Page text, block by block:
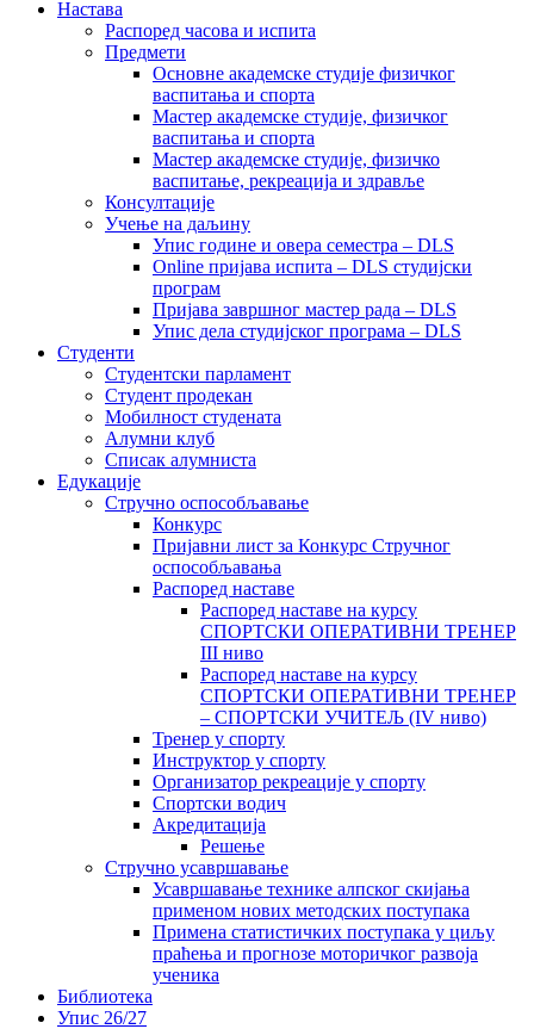
Настава
Распоред часова и испита
Предмети
Основне академске студије физичког
васпитања и спорта
Мастер академске студије, физичког
васпитања и спорта
Мастер академске студије, физичко
васпитање, рекреација и здравље
Консултације
Учење на даљину
Упис године и овера семестра – DLS
Online пријава испита – DLS студијски
програм
Пријава завршног мастер рада – DLS
Упис дела студијског програма – DLS
Студенти
Студентски парламент
Студент продекан
Мобилност студената
Алумни клуб
Списак алумниста
Едукације
Стручно оспособљавање
Конкурс
Пријавни лист за Конкурс Стручног
оспособљавања
Распоред наставе
Распоред наставе на курсу
СПОРТСКИ ОПЕРАТИВНИ ТРЕНЕР
III ниво
Распоред наставе на курсу
СПОРТСКИ ОПЕРАТИВНИ ТРЕНЕР
– СПОРТСКИ УЧИТЕЉ (IV ниво)
Тренер у спорту
Инструктор у спорту
Организатор рекреације у спорту
Спортски водич
Акредитација
Решење
Стручно усавршавање
Усавршавање технике алпског скијања
применом нових методских поступака
Примена статистичких поступака у циљу
праћења и прогнозе моторичког развоја
ученика
Библиотека
Упис 26/27